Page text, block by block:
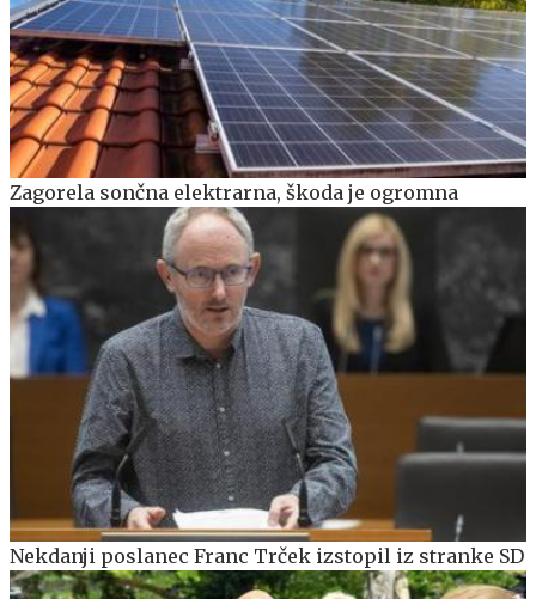
Zagorela sončna elektrarna, škoda je ogromna
Nekdanji poslanec Franc Trček izstopil iz stranke SD